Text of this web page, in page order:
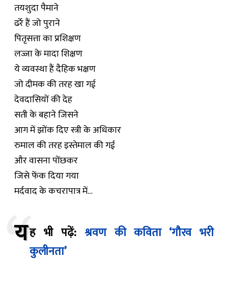
तयशुदा पैमाने
ढर्रे हैं जो पुराने
पितृसत्ता का प्रशिक्षण
लज्जा के मादा शिक्षण
ये व्यवस्था हैं दैहिक भक्षण
जो दीमक की तरह खा गई
देवदासियों की देह
सती के बहाने जिसने
आग में झोंक दिए स्त्री के अधिकार
रुमाल की तरह इस्तेमाल की गई
और वासना पोंछकर
जिसे फेंक दिया गया
मर्दवाद के कचरापात्र में…
यह भी पढ़ें: श्रवण की कविता ‘गौरव भरी
कुलीनता’